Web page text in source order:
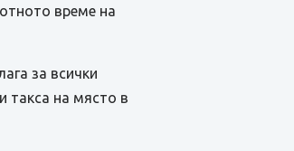
време на
за всички
такса на място в